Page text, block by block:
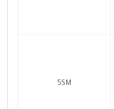
5SM